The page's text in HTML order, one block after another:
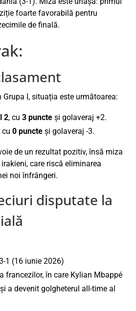
foarte favorabilă pentru
de finală.
I, situația este următoarea:
2, cu 3 puncte și golaveraj +2.
cu 0 puncte și golaveraj -3.
de un rezultat pozitiv, însă miza
care riscă eliminarea
noi înfrângeri.
disputate la
1 (16 iunie 2026)
francezilor, în care Kylian Mbappé
a devenit golgheterul all-time al